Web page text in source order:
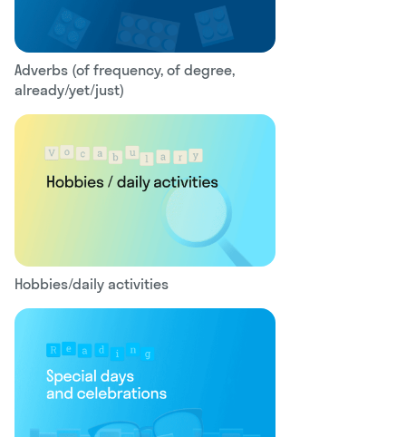
Adverbs (of frequency, of degree,
already/yet/just)
Hobbies/daily activities